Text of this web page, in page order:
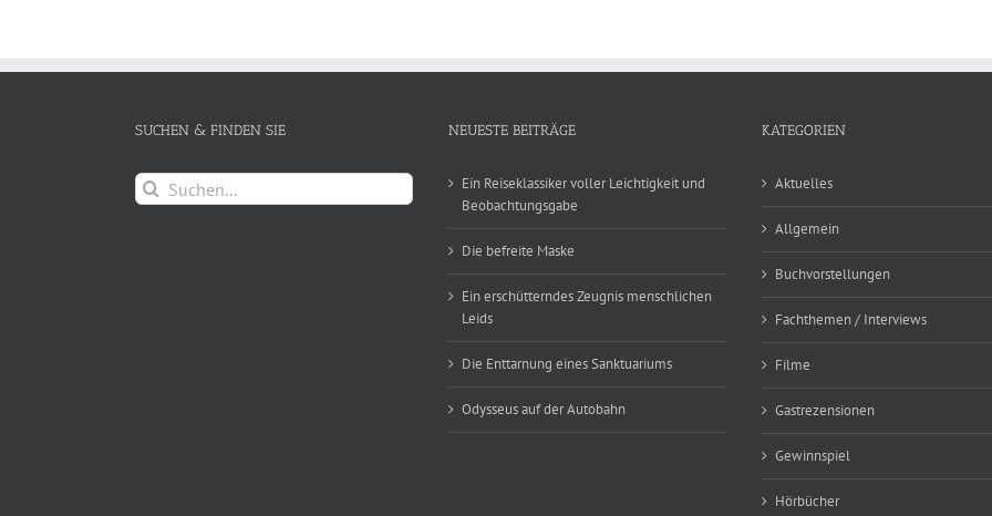
SUCHEN & FINDEN SIE
Suche
nach:
NEUESTE BEITRÄGE
Ein Reiseklassiker voller Leichtigkeit und
Beobachtungsgabe
Die befreite Maske
Ein erschütterndes Zeugnis menschlichen
Leids
Die Enttarnung eines Sanktuariums
Odysseus auf der Autobahn
KATEGORIEN
Aktuelles
Allgemein
Buchvorstellungen
Fachthemen / Interviews
Filme
Gastrezensionen
Gewinnspiel
Hörbücher